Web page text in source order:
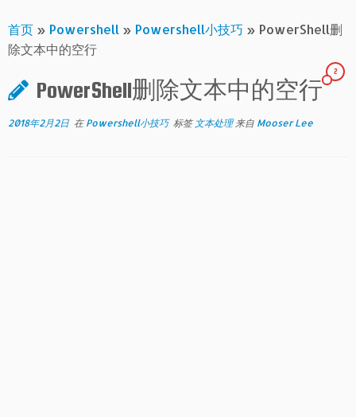
首页 » Powershell » Powershell小技巧 » PowerShell删
除文本中的空行
PowerShell删除文本中的空行
2
2018年2月2日 在 Powershell小技巧 标签 文本处理 来自 Mooser Lee